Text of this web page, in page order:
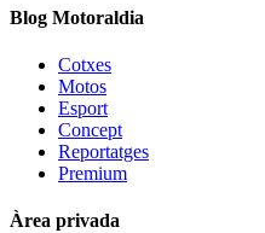
Blog Motoraldia
Cotxes
Motos
Esport
Concept
Reportatges
Premium
Àrea privada